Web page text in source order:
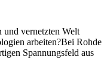
und vernetzten Welt
arbeiten?Bei Rohde
Spannungsfeld aus